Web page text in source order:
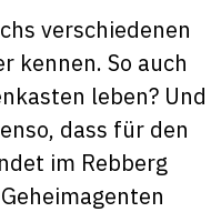
verschiedenen
kennen. So auch
leben? Und
dass für den
im Rebberg